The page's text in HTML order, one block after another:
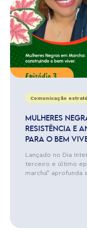
Comunicação
MULHERES
RESISTÊNCIA E
PARA O BEM
Lançado no Dia
terceiro e último
marcha” aprofunda